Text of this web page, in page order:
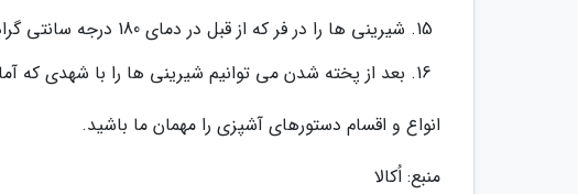
شیرینی ها را در فر که از قبل در دمای 180 درجه سانتی گراد گرم شده قرار می دهیم تا به مدت 25 تا 30 دقیقه بپزند.
بعد از پخته شدن می توانیم شیرینی ها را با شهدی که
انواع و اقسام دستورهای آشپزی را مهمان ما باشید.
منبع: اُکالا